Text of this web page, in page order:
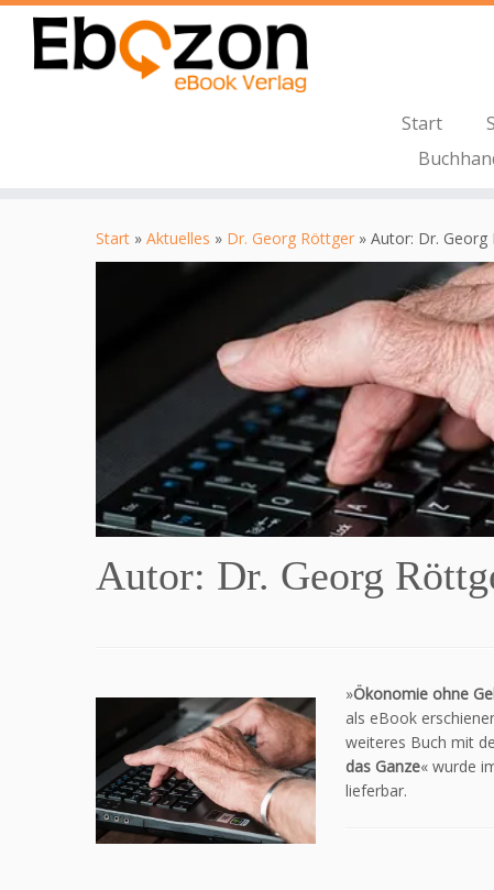
Start
Start » Aktuelles » Dr. Georg Röttger » Autor: Dr. Georg
Autor: Dr. Georg
»Ökonomie ohne
als eBook
weiteres Buch mit
das Ganze« wurde
lieferbar.